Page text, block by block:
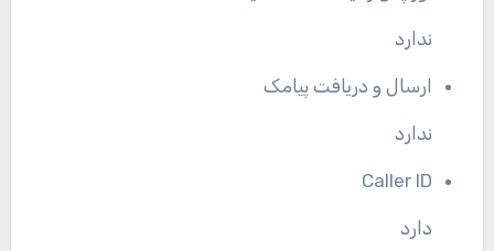
ندارد
ارسال و دریافت پیامک
ندارد
Caller ID
دارد